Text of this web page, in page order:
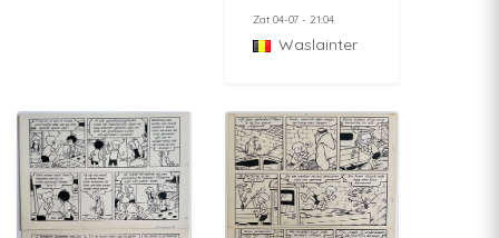
handtekening
Zat 04-07 - 21:04
Waslainter